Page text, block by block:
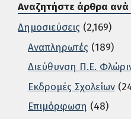
Αναζητήστε άρθρα ανά
Δημοσιεύσεις (2,169)
Αναπληρωτές (189)
Διεύθυνση Π.Ε.
Εκδρομές Σχολείων
Επιμόρφωση (48)